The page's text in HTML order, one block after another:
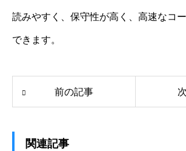
読みやすく、保守性が高く、高速なコ
できます。
前の記事
関連記事